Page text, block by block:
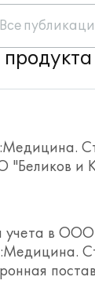
Все
"Беликов и
учета в